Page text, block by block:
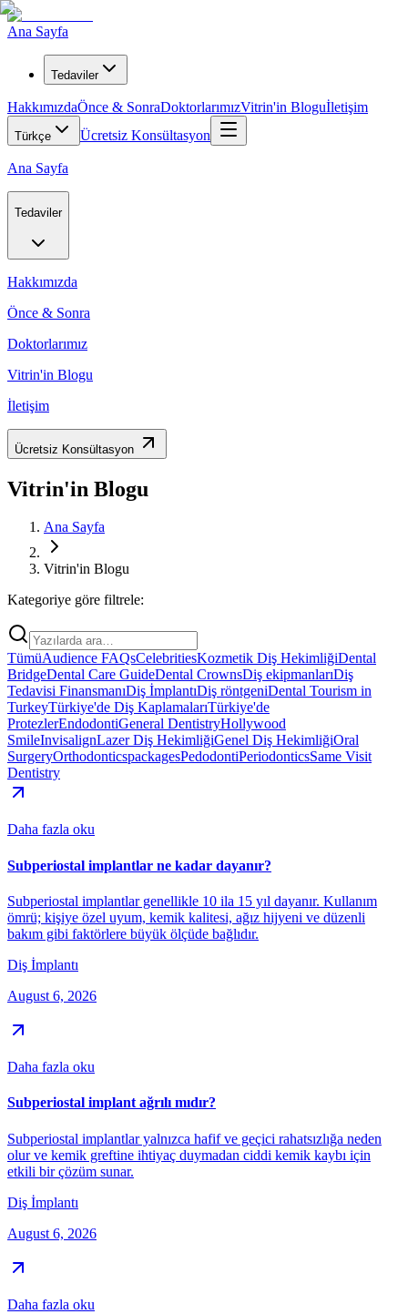
Ana Sayfa
Tedaviler
HakkımızdaÖnce & SonraDoktorlarımızVitrin'in Bloguİletişim
Türkçe Ücretsiz Konsültasyon
Ana Sayfa
Tedaviler
Hakkımızda
Önce & Sonra
Doktorlarımız
Vitrin'in Blogu
İletişim
Ücretsiz Konsültasyon
Vitrin'in Blogu
Ana Sayfa
Vitrin'in Blogu
Kategoriye göre filtrele:
TümüAudience FAQsCelebritiesKozmetik Diş HekimliğiDental
BridgeDental Care GuideDental CrownsDiş ekipmanlarıDiş
Tedavisi FinansmanıDiş İmplantıDiş röntgeniDental Tourism in
TurkeyTürkiye'de Diş KaplamalarıTürkiye'de
ProtezlerEndodontiGeneral DentistryHollywood
SmileInvisalignLazer Diş HekimliğiGenel Diş HekimliğiOral
SurgeryOrthodonticspackagesPedodontiPeriodonticsSame Visit
Dentistry
Daha fazla oku
Subperiostal implantlar ne kadar dayanır?
Subperiostal implantlar genellikle 10 ila 15 yıl dayanır. Kullanım
ömrü; kişiye özel uyum, kemik kalitesi, ağız hijyeni ve düzenli
bakım gibi faktörlere büyük ölçüde bağlıdır.
Diş İmplantı
August 6, 2026
Daha fazla oku
Subperiostal implant ağrılı mıdır?
Subperiostal implantlar yalnızca hafif ve geçici rahatsızlığa neden
olur ve kemik greftine ihtiyaç duymadan ciddi kemik kaybı için
etkili bir çözüm sunar.
Diş İmplantı
August 6, 2026
Daha fazla oku